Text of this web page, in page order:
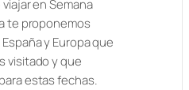
en Semana
te proponemos
y Europa que
visitado y que
estas fechas.